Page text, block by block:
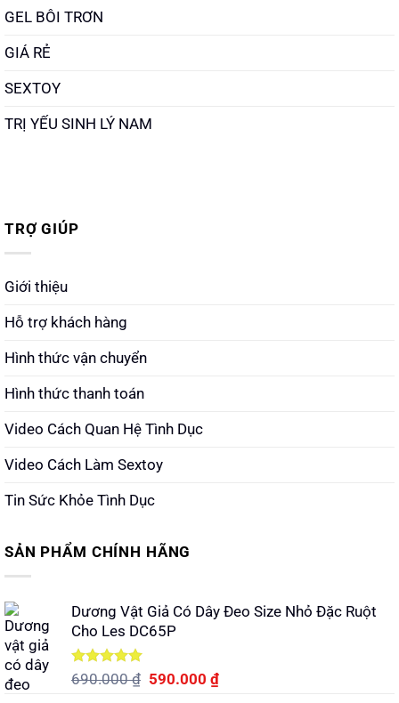
GEL BÔI TRƠN
GIÁ RẺ
SEXTOY
TRỊ YẾU SINH LÝ NAM
TRỢ GIÚP
Giới thiệu
Hỗ trợ khách hàng
Hình thức vận chuyển
Hình thức thanh toán
Video Cách Quan Hệ Tình Dục
Video Cách Làm Sextoy
Tin Sức Khỏe Tình Dục
SẢN PHẨM CHÍNH HÃNG
Dương Vật Giả Có Dây Đeo Size Nhỏ Đặc Ruột
Cho Les DC65P
Được xếp
690.000₫ Giá
590.000₫Giá